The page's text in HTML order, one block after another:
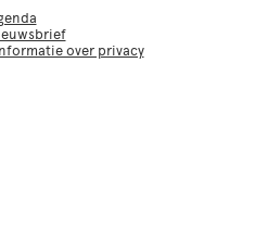
over privacy